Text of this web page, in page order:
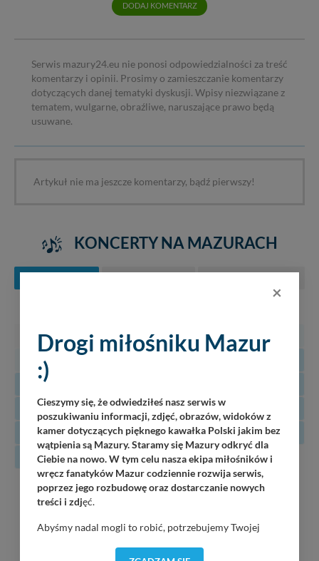
DODAJ KOMENTARZ
Serwis mazury24.eu nie ponosi odpowiedzialności za treść
komentarzy i opinii. Prosimy o zamieszczanie komentarzy
dotyczących danej tematyki dyskusji. Wpisy niezwiązane z
tematem, wulgarne, obraźliwe, naruszające prawo będą
usuwane.
Artykuł nie ma jeszcze komentarzy, bądź pierwszy!
KONCERTY NA MAZURACH
27 29 30 31
4
17
18 19 20 21
24
25 26 27 28 29
30
31
08 Luka
Piękna Góra / Port Łabędzi Ostrów / 20:30
Wilkasy / Port Resort Niegocin / 20:00
×
Drogi miłośniku Mazur
:)
Cieszymy się, że odwiedziłeś nasz serwis w
poszukiwaniu informacji, zdjęć, obrazów, widoków z
kamer dotyczących pięknego kawałka Polski jakim bez
wątpienia są Mazury. Staramy się Mazury odkryć dla
Ciebie na nowo. W tym celu nasza ekipa miłośników i
wręcz fanatyków Mazur codziennie rozwija serwis,
poprzez jego rozbudowę oraz dostarczanie nowych
treści i zdjęć.
Abyśmy nadal mogli to robić, potrzebujemy Twojej
dostosować do Twoich preferencji. Twoje dane (w tym